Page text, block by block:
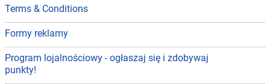
Terms & Conditions
Formy reklamy
Program lojalnościowy - ogłaszaj się i zdobywaj
punkty!